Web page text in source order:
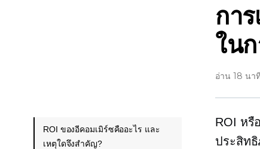
กา
ใน
อ่าน 18 นา
ROI หรื
ประสิท
ROI ของอีคอมเมิร์ซคืออะไร และ
เหตุใดจึงสำคัญ?